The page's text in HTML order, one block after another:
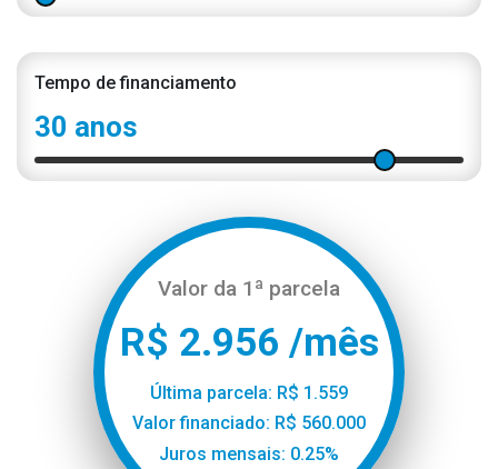
Tempo de financiamento
30 anos
Valor da 1ª parcela
R$ 2.956 /mês
Última parcela: R$ 1.559
Valor financiado: R$ 560.000
Juros mensais: 0.25%